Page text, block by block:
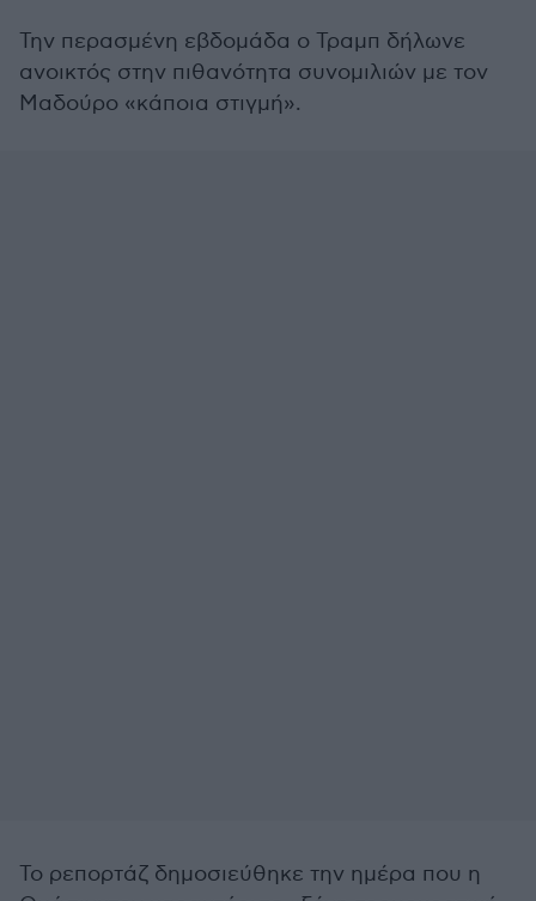
Την περασμένη εβδομάδα ο Τραμπ δήλωνε
ανοικτός στην πιθανότητα συνομιλιών με τον
Μαδούρο «κάποια στιγμή».
Το ρεπορτάζ δημοσιεύθηκε την ημέρα που η